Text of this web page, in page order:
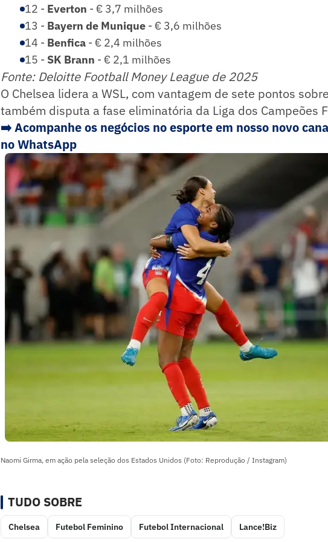
12 - Everton - € 3,7 milhões
13 - Bayern de Munique - € 3,6 milhões
14 - Benfica - € 2,4 milhões
15 - SK Brann - € 2,1 milhões
Fonte: Deloitte Football Money League de 2025
O Chelsea lidera a WSL, com vantagem de sete pontos
também disputa a fase eliminatória da Liga dos Campeões
➡️ Acompanhe os negócios no esporte em nosso novo
no WhatsApp
Naomi Girma, em ação pela seleção dos Estados Unidos (Foto: Reprodução / Instagram)
TUDO SOBRE
Chelsea Futebol Feminino Futebol Internacional Lance!Biz